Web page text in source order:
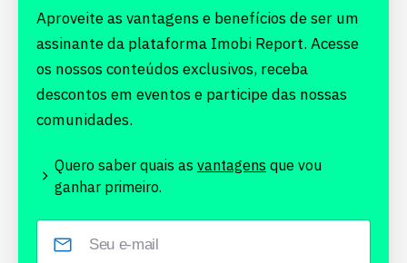
Aproveite as vantagens e benefícios de ser um
assinante da plataforma Imobi Report. Acesse
os nossos conteúdos exclusivos, receba
descontos em eventos e participe das nossas
comunidades.
Quero saber quais as vantagens que vou
ganhar primeiro.